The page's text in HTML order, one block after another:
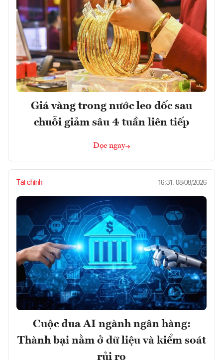
Giá vàng trong nước leo dốc sau
chuỗi giảm sâu 4 tuần liên tiếp
Đọc ngay
Tài chính 16:31, 08/08/2026
Cuộc đua AI ngành ngân hàng:
Thành bại nằm ở dữ liệu và kiểm soát
rủi ro